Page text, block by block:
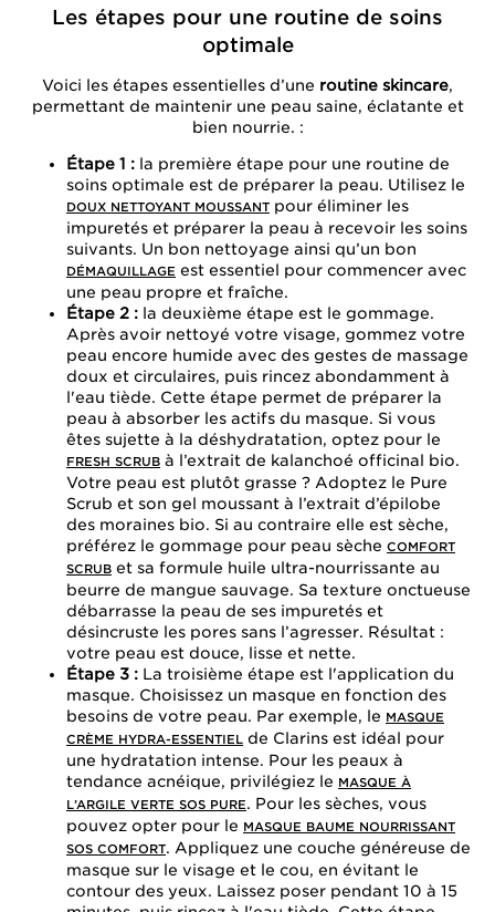
Les étapes pour une routine de soins
optimale
Voici les étapes essentielles d’une routine skincare,
permettant de maintenir une peau saine, éclatante et
bien nourrie. :
Étape 1 : la première étape pour une routine de
soins optimale est de préparer la peau. Utilisez le
DOUX NETTOYANT MOUSSANT pour éliminer les
impuretés et préparer la peau à recevoir les soins
suivants. Un bon nettoyage ainsi qu’un bon
DÉMAQUILLAGE est essentiel pour commencer avec
une peau propre et fraîche.
Étape 2 : la deuxième étape est le gommage.
Après avoir nettoyé votre visage, gommez votre
peau encore humide avec des gestes de massage
doux et circulaires, puis rincez abondamment à
l'eau tiède. Cette étape permet de préparer la
peau à absorber les actifs du masque. Si vous
êtes sujette à la déshydratation, optez pour le
FRESH SCRUB à l’extrait de kalanchoé officinal bio.
Votre peau est plutôt grasse ? Adoptez le Pure
Scrub et son gel moussant à l’extrait d’épilobe
des moraines bio. Si au contraire elle est sèche,
préférez le gommage pour peau sèche COMFORT
SCRUB et sa formule huile ultra-nourrissante au
beurre de mangue sauvage. Sa texture onctueuse
débarrasse la peau de ses impuretés et
désincruste les pores sans l’agresser. Résultat :
votre peau est douce, lisse et nette.
Étape 3 : La troisième étape est l'application du
masque. Choisissez un masque en fonction des
besoins de votre peau. Par exemple, le MASQUE
CRÈME HYDRA-ESSENTIEL de Clarins est idéal pour
une hydratation intense. Pour les peaux à
tendance acnéique, privilégiez le MASQUE À
L’ARGILE VERTE SOS PURE. Pour les sèches, vous
pouvez opter pour le MASQUE BAUME NOURRISSANT
SOS COMFORT. Appliquez une couche généreuse de
masque sur le visage et le cou, en évitant le
contour des yeux. Laissez poser pendant 10 à 15